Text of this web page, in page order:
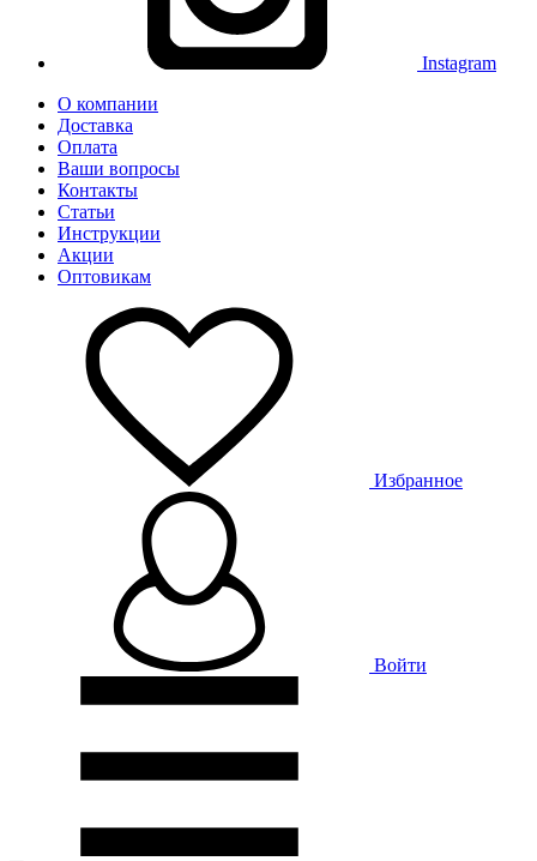
Instagram
О компании
Доставка
Оплата
Ваши вопросы
Контакты
Статьи
Инструкции
Акции
Оптовикам
Избранное
Войти